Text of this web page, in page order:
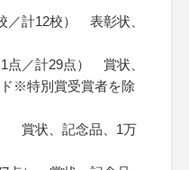
／計12校） 表彰状、
点／計29点） 賞状、
※特別賞受賞者を除
賞状、記念品、1万